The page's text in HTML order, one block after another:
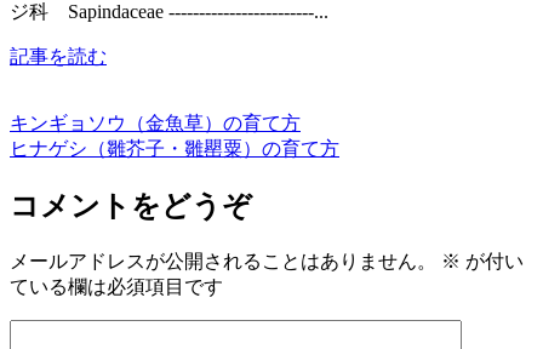
ジ科 Sapindaceae ------------------------...
記事を読む
キンギョソウ（金魚草）の育て方
ヒナゲシ（雛芥子・雛罌粟）の育て方
コメントをどうぞ
メールアドレスが公開されることはありません。 ※ が付い
ている欄は必須項目です